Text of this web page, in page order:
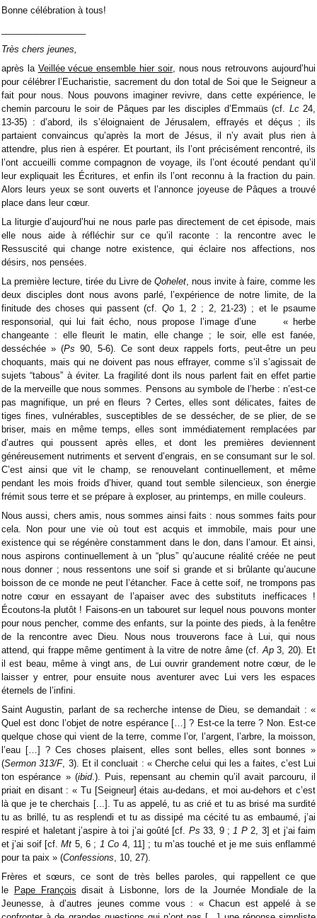
Bonne célébration à tous!
Très chers jeunes,
après la Veillée vécue ensemble hier soir, nous nous retrouvons aujourd’hui
pour célébrer l’Eucharistie, sacrement du don total de Soi que le Seigneur a
fait pour nous. Nous pouvons imaginer revivre, dans cette expérience, le
chemin parcouru le soir de Pâques par les disciples d’Emmaüs (cf. Lc24,
13-35) : d’abord, ils s’éloignaient de Jérusalem, effrayés et déçus ; ils
partaient convaincus qu’après la mort de Jésus, il n’y avait plus rien à
attendre, plus rien à espérer. Et pourtant, ils l’ont précisément rencontré, ils
l’ont accueilli comme compagnon de voyage, ils l’ont écouté pendant qu’il
leur expliquait les Écritures, et enfin ils l’ont reconnu à la fraction du pain.
Alors leurs yeux se sont ouverts et l’annonce joyeuse de Pâques a trouvé
place dans leur cœur.
La liturgie d’aujourd’hui ne nous parle pas directement de cet épisode, mais
elle nous aide à réfléchir sur ce qu’il raconte : la rencontre avec le
Ressuscité qui change notre existence, qui éclaire nos affections, nos
désirs, nos pensées.
La première lecture, tirée du Livre de Qohelet , nous invite à faire, comme les
deux disciples dont nous avons parlé, l’expérience de notre limite, de la
finitude des choses qui passent (cf. Qo 1, 2 ; 2, 21-23) ; et le psaume
responsorial, qui lui fait écho, nous propose l’image d’une « herbe
changeante : elle fleurit le matin, elle change ; le soir, elle est fanée,
desséchée » (Ps 90, 5-6). Ce sont deux rappels forts, peut-être un peu
choquants, mais qui ne doivent pas nous effrayer, comme s’il s’agissait de
sujets “tabous” à éviter. La fragilité dont ils nous parlent fait en effet partie
de la merveille que nous sommes. Pensons au symbole de l’herbe : n’est-ce
pas magnifique, un pré en fleurs ? Certes, elles sont délicates, faites de
tiges fines, vulnérables, susceptibles de se dessécher, de se plier, de se
briser, mais en même temps, elles sont immédiatement remplacées par
d’autres qui poussent après elles, et dont les premières deviennent
généreusement nutriments et servent d’engrais, en se consumant sur le sol.
C’est ainsi que vit le champ, se renouvelant continuellement, et même
pendant les mois froids d’hiver, quand tout semble silencieux, son énergie
frémit sous terre et se prépare à exploser, au printemps, en mille couleurs.
Nous aussi, chers amis, nous sommes ainsi faits : nous sommes faits pour
cela. Non pour une vie où tout est acquis et immobile, mais pour une
existence qui se régénère constamment dans le don, dans l’amour. Et ainsi,
nous aspirons continuellement à un “plus” qu’aucune réalité créée ne peut
nous donner ; nous ressentons une soif si grande et si brûlante qu’aucune
boisson de ce monde ne peut l’étancher. Face à cette soif, ne trompons pas
notre cœur en essayant de l’apaiser avec des substituts inefficaces !
Écoutons-la plutôt ! Faisons-en un tabouret sur lequel nous pouvons monter
pour nous pencher, comme des enfants, sur la pointe des pieds, à la fenêtre
de la rencontre avec Dieu. Nous nous trouverons face à Lui, qui nous
attend, qui frappe même gentiment à la vitre de notre âme (cf.Ap3, 20). Et
il est beau, même à vingt ans, de Lui ouvrir grandement notre cœur, de le
laisser y entrer, pour ensuite nous aventurer avec Lui vers les espaces
éternels de l’infini.
Saint Augustin, parlant de sa recherche intense de Dieu, se demandait : «
Quel est donc l’objet de notre espérance […] ? Est-ce la terre ? Non. Est-ce
quelque chose qui vient de la terre, comme l’or, l’argent, l’arbre, la moisson,
l’eau […] ? Ces choses plaisent, elles sont belles, elles sont bonnes »
(Sermon 313/F, 3). Et il concluait : « Cherche celui qui les a faites, c’est Lui
ton espérance » (ibid.). Puis, repensant au chemin qu’il avait parcouru, il
priait en disant : « Tu [Seigneur] étais au-dedans, et moi au-dehors et c’est
là que je te cherchais [...]. Tu as appelé, tu as crié et tu as brisé ma surdité
tu as brillé, tu as resplendi et tu as dissipé ma cécité tu as embaumé, j’ai
respiré et haletant j’aspire à toi j’ai goûté [cf. Ps 33, 9 ;1 P2, 3] et j’ai faim
et j’ai soif [cf.Mt 5, 6 ; 1 Co 4, 11] ; tu m’as touché et je me suis enflammé
pour ta paix » (Confessions, 10, 27).
Frères et sœurs, ce sont de très belles paroles, qui rappellent ce que
le
Pape François disait à Lisbonne, lors de la Journée Mondiale de la
Jeunesse, à d’autres jeunes comme vous : « Chacun est appelé à se